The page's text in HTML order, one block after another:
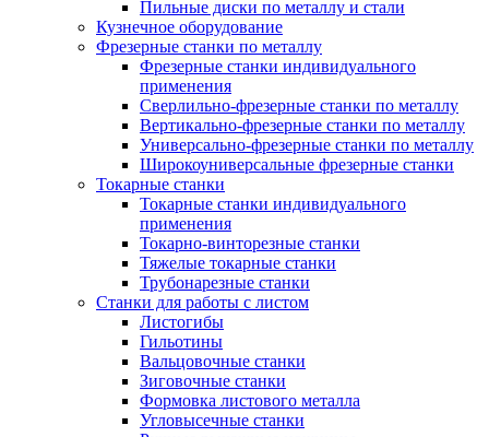
Пильные диски по металлу и стали
Кузнечное оборудование
Фрезерные станки по металлу
Фрезерные станки индивидуального
применения
Сверлильно-фрезерные станки по металлу
Вертикально-фрезерные станки по металлу
Универсально-фрезерные станки по металлу
Широкоуниверсальные фрезерные станки
Токарные станки
Токарные станки индивидуального
применения
Токарно-винторезные станки
Тяжелые токарные станки
Трубонарезные станки
Станки для работы с листом
Листогибы
Гильотины
Вальцовочные станки
Зиговочные станки
Формовка листового металла
Угловысечные станки